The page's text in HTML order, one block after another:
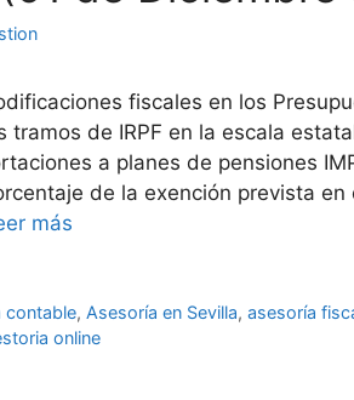
fiscales en los
tramos de IRPF en la escala
a planes de pensiones
de la exención prevista en
más
contable, Asesoría en Sevilla,asesoría
online